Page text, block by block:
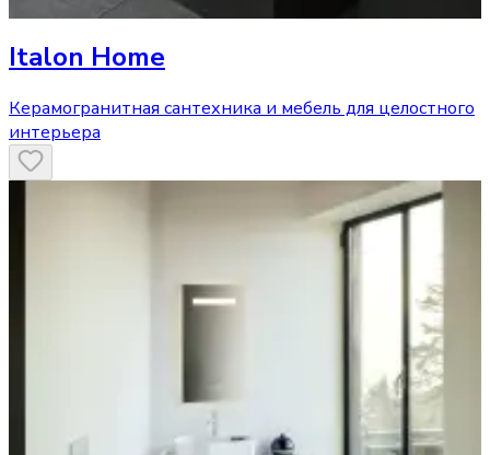
Italon Home
Керамогранитная сантехника и мебель для целостного
интерьера